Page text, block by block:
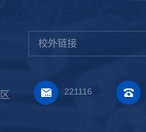
校外链接
221116